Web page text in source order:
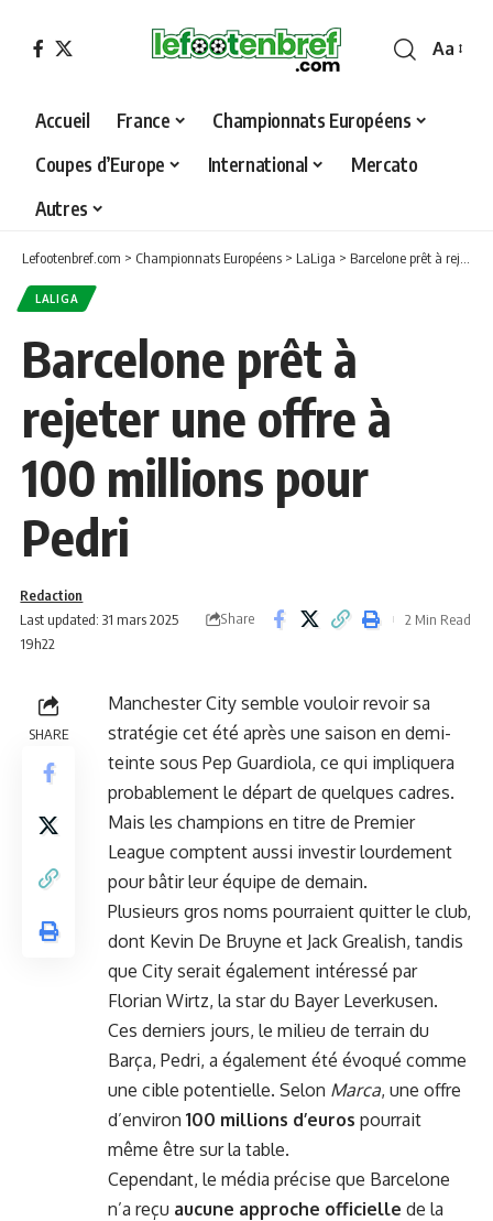
Font
Aa
Accueil France
Championnats Européens
Coupes d’Europe
International
Mercato
Autres
Lefootenbref.com > Championnats Européens > LaLiga > Barcelone prêt à rejeter une offre à 100 millions pour Pedri
LALIGA
Barcelone prêt à
rejeter une offre à
100 millions pour
Pedri
Last updated: 31 mars 2025
19h22
Redaction
Share
2 Min Read
SHARE
Manchester City semble vouloir revoir sa
stratégie cet été après une saison en demi-
teinte sous Pep Guardiola, ce qui impliquera
probablement le départ de quelques cadres.
Mais les champions en titre de Premier
League comptent aussi investir lourdement
pour bâtir leur équipe de demain.
Plusieurs gros noms pourraient quitter le club,
dont Kevin De Bruyne et Jack Grealish, tandis
que City serait également intéressé par
Florian Wirtz, la star du Bayer Leverkusen.
Ces derniers jours, le milieu de terrain du
Barça, Pedri, a également été évoqué comme
une cible potentielle. Selon Marca, une offre
d’environ 100 millions d’euros pourrait
même être sur la table.
Cependant, le média précise que Barcelone
n’a reçu aucune approche officielle de la